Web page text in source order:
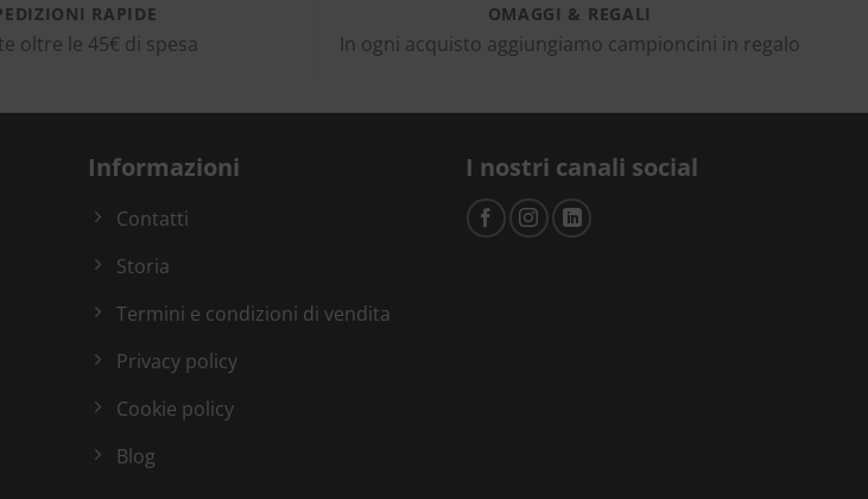
RAPIDE
oltre le 45€ di spesa
OMAGGI & REGALI
In ogni acquisto aggiungiamo campioncini in regalo
Informazioni
Contatti
Storia
Termini e condizioni di vendita
Privacy policy
Cookie policy
Blog
I nostri canali social